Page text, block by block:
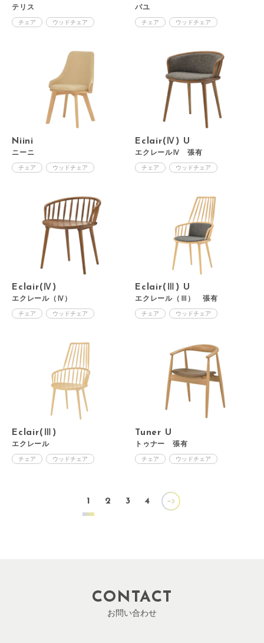
テリス
チェア ウッドチェア
パユ
チェア ウッドチェア
Niini
ニーニ
チェア ウッドチェア
Eclair(Ⅳ) U
エクレールⅣ 張有
チェア ウッドチェア
Eclair(Ⅳ)
エクレール（Ⅳ）
チェア ウッドチェア
Eclair(Ⅲ) U
エクレール（Ⅲ） 張有
チェア ウッドチェア
Eclair(Ⅲ)
エクレール
チェア ウッドチェア
Tuner U
トゥナー 張有
チェア ウッドチェア
1 2 3 4
CONTACT
お問い合わせ